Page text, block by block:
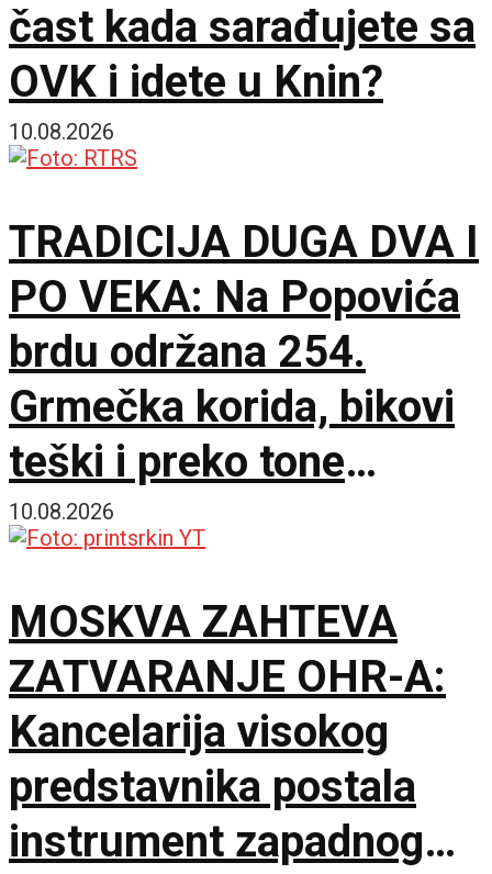
čast kada sarađujete sa
OVK i idete u Knin?
10.08.2026
TRADICIJA DUGA DVA I
PO VEKA: Na Popovića
brdu održana 254.
Grmečka korida, bikovi
teški i preko tone
ukrstili rogove
10.08.2026
MOSKVA ZAHTEVA
ZATVARANJE OHR-A:
Kancelarija visokog
predstavnika postala
instrument zapadnog